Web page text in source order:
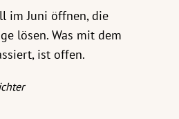
im Juni öffnen, die
lösen. Was mit dem
ist offen.